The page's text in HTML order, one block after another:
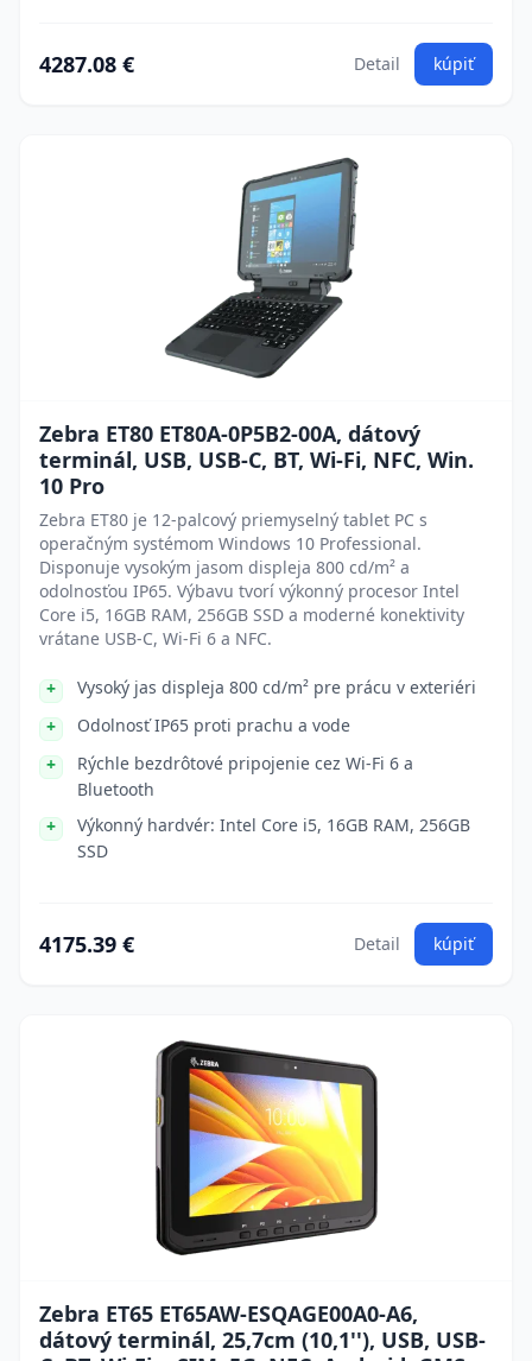
4287.08 € Detail kúpiť
Zebra ET80 ET80A-0P5B2-00A, dátový
terminál, USB, USB-C, BT, Wi-Fi, NFC, Win.
10 Pro
Zebra ET80 je 12-palcový priemyselný tablet PC s
operačným systémom Windows 10 Professional.
Disponuje vysokým jasom displeja 800 cd/m² a
odolnosťou IP65. Výbavu tvorí výkonný procesor Intel
Core i5, 16GB RAM, 256GB SSD a moderné konektivity
vrátane USB-C, Wi-Fi 6 a NFC.
Vysoký jas displeja 800 cd/m² pre prácu v exteriéri
Odolnosť IP65 proti prachu a vode
Rýchle bezdrôtové pripojenie cez Wi-Fi 6 a
Bluetooth
Výkonný hardvér: Intel Core i5, 16GB RAM, 256GB
SSD
4175.39 € Detail kúpiť
Zebra ET65 ET65AW-ESQAGE00A0-A6,
dátový terminál, 25,7cm (10,1''), USB, USB-